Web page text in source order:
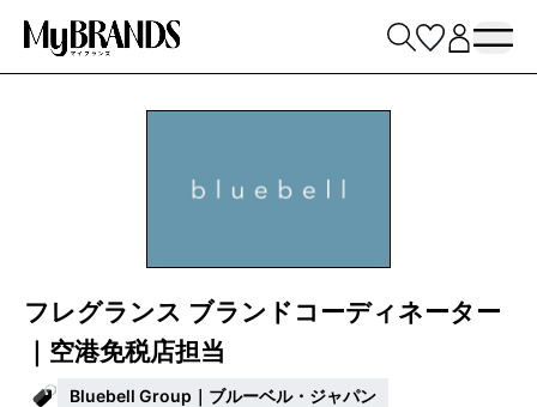
フレグランス ブランドコーディネーター
｜空港免税店担当
Bluebell Group｜ブルーベル・ジャパン